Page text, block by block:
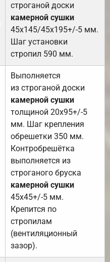
строганой доски
камерной сушки
45х145/45х195+/-5 мм.
Шаг установки
стропил 590 мм.
Выполняется
из строганой доски
камерной сушки
толщиной 20х95+/-5
мм. Шаг крепления
обрешетки 350 мм.
Контробрешётка
выполняется из
строганого бруска
камерной сушки
45х45+/-5 мм.
Крепится по
стропилам
(вентиляционный
зазор).